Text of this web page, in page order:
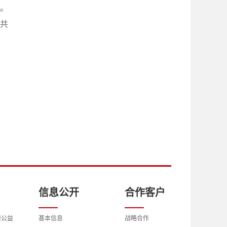
益
信息公开
基本信息
合作客户
战略合作